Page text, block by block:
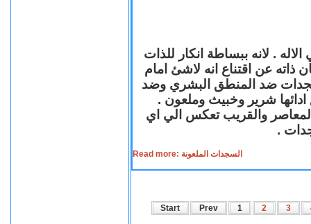
. لانه ببساطة انكار للذات
ذاته عن اقتناع انه لاشئ امام
ضد المنطق البشري وضد
ادائها شرير وخبيث وملعون .
المعاصر والقريب تعكس الي اي
.
Read more: السجدات الملعونة
Start Prev 1 2 3